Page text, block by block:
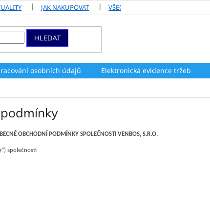
JAK NAKUPOVAT VŠEOBECNÉ OBCHODNÍ PODMÍNKY
HLEDAT
osobních údajů Elektronická evidence tržeb
OBCHODNÍ PODMÍNKY SPOLEČNOSTI VENBOS, S.R.O.
”) společnosti